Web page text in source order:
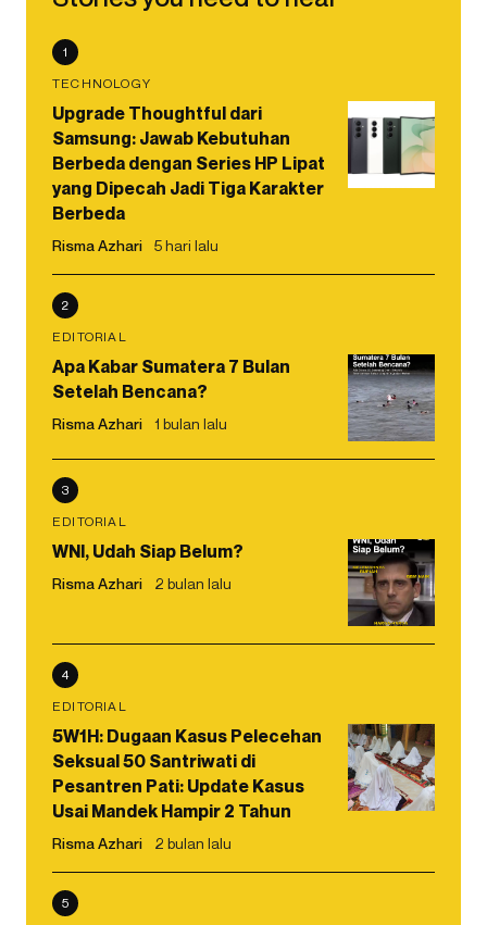
1
TECHNOLOGY
Upgrade Thoughtful dari
Samsung: Jawab Kebutuhan
Berbeda dengan Series HP Lipat
yang Dipecah Jadi Tiga Karakter
Berbeda
Risma Azhari 5 hari lalu
2
EDITORIAL
Apa Kabar Sumatera 7 Bulan
Setelah Bencana?
Risma Azhari 1 bulan lalu
3
EDITORIAL
WNI, Udah Siap Belum?
Risma Azhari 2 bulan lalu
4
EDITORIAL
5W1H: Dugaan Kasus Pelecehan
Seksual 50 Santriwati di
Pesantren Pati: Update Kasus
Usai Mandek Hampir 2 Tahun
Risma Azhari 2 bulan lalu
5